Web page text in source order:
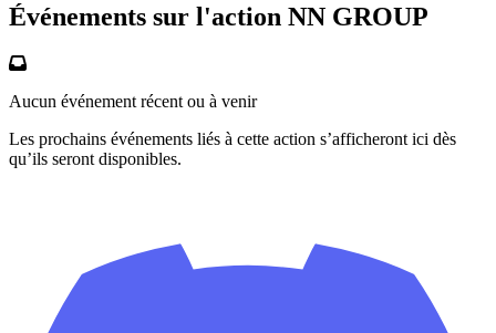
Événements sur l'action NN GROUP
Aucun événement récent ou à venir
Les prochains événements liés à cette action s’afficheront ici dès
qu’ils seront disponibles.